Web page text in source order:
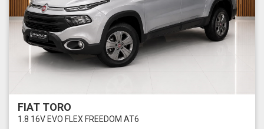
FIAT TORO
1.8 16V EVO FLEX FREEDOM AT6